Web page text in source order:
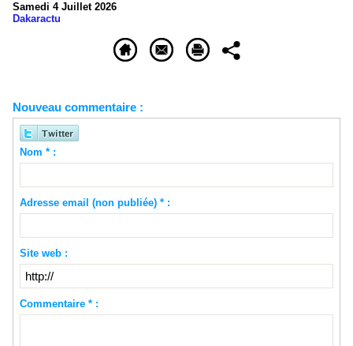
Samedi 4 Juillet 2026
Dakaractu
Nouveau commentaire :
Nom * :
Adresse email (non publiée) * :
Site web :
Commentaire * :